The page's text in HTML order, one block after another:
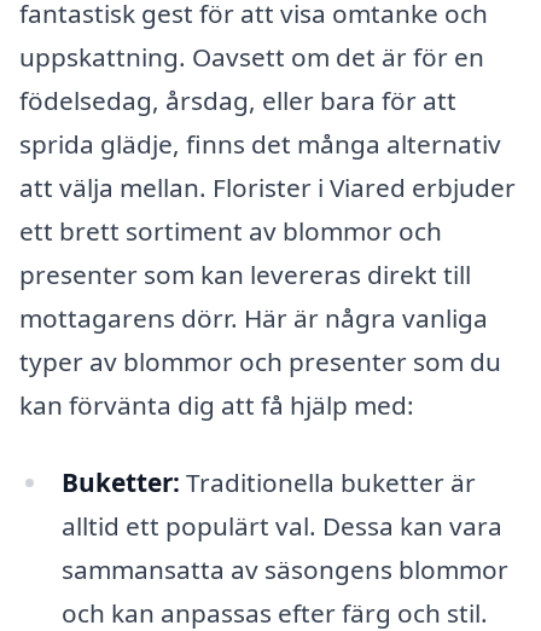
fantastisk gest för att visa omtanke och
uppskattning. Oavsett om det är för en
födelsedag, årsdag, eller bara för att
sprida glädje, finns det många alternativ
att välja mellan. Florister i Viared erbjuder
ett brett sortiment av blommor och
presenter som kan levereras direkt till
mottagarens dörr. Här är några vanliga
typer av blommor och presenter som du
kan förvänta dig att få hjälp med:
Buketter: Traditionella buketter är
alltid ett populärt val. Dessa kan vara
sammansatta av säsongens blommor
och kan anpassas efter färg och stil.